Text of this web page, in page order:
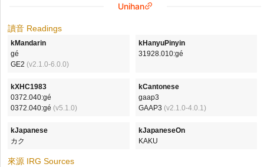
Unihan
讀音 Readings
kMandarin
gé
GE2 (v2.1.0-6.0.0)
kHanyuPinyin
31928.010:gé
kXHC1983
0372.040:gé
0372.040:gé (v5.1.0)
kCantonese
gaap3
GAAP3 (v2.1.0-4.0.1)
kJapanese
カク
kJapaneseOn
KAKU
來源 IRG Sources